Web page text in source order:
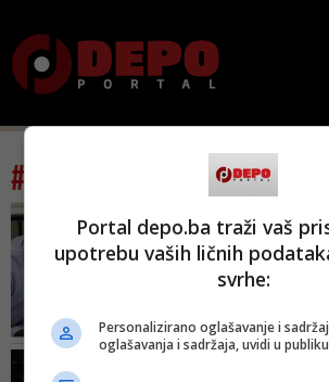
#tag: forum mladih sdp-a
ZA
Svjedoci
Portal depo.ba traži vaš
upotrebu vaših ličnih
svrhe:
Personalizirano oglašavanje i
oglašavanja i sadržaja, uvidi u